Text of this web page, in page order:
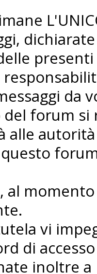
da
forum
alle
al
vi
di
inoltre